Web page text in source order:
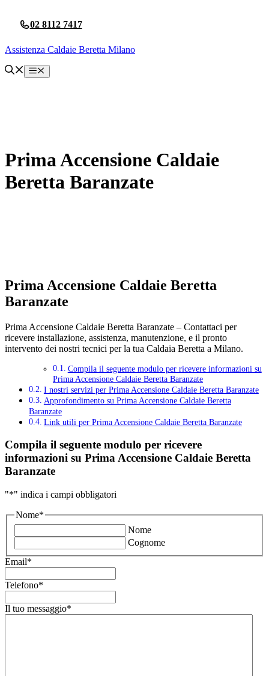
contenuto
02 8112 7417
Assistenza Caldaie Beretta Milano
Menu
Prima Accensione Caldaie
Beretta Baranzate
Prima Accensione Caldaie Beretta
Baranzate
Prima Accensione Caldaie Beretta Baranzate – Contattaci per
ricevere installazione, assistenza, manutenzione, e il pronto
intervento dei nostri tecnici per la tua Caldaia Beretta a Milano.
Compila il seguente modulo per ricevere informazioni su
Prima Accensione Caldaie Beretta Baranzate
I nostri servizi per Prima Accensione Caldaie Beretta Baranzate
Approfondimento su Prima Accensione Caldaie Beretta
Baranzate
Link utili per Prima Accensione Caldaie Beretta Baranzate
Compila il seguente modulo per ricevere
informazioni su Prima Accensione Caldaie Beretta
Baranzate
"*" indica i campi obbligatori
Nome*
Nome
Cognome
Email*
Telefono*
Il tuo messaggio*